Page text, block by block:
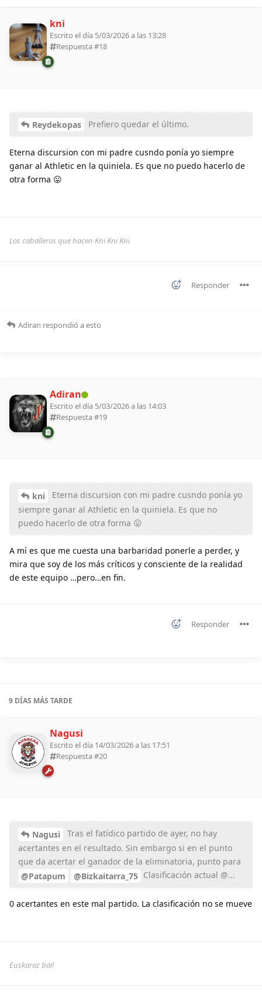
kni
Escrito el día 5/03/2026 a las 13:28
Respuesta #18
Reydekopas Prefiero quedar el último.
Eterna discursion con mi padre cusndo ponía yo siempre
ganar al Athletic en la quiniela. Es que no puedo hacerlo de
otra forma 😛
Los caballeros que hacen Kni Kni Kni
Responder
Adiran respondió a esto
Adiran
Escrito el día 5/03/2026 a las 14:03
Respuesta #19
kni
Eterna discursion con mi padre cusndo ponía yo
siempre ganar al Athletic en la quiniela. Es que no
puedo hacerlo de otra forma 😛
A mí es que me cuesta una barbaridad ponerle a perder, y
mira que soy de los más críticos y consciente de la realidad
de este equipo …pero…en fin.
Responder
9 DÍAS MÁS TARDE
Nagusi
Escrito el día 14/03/2026 a las 17:51
Respuesta #20
Nagusi
Tras el fatídico partido de ayer, no hay
acertantes en el resultado. Sin embargo si en el punto
que da acertar el ganador de la eliminatoria, punto para
@Patapum
@Bizkaitarra_75 Clasificación actual @...
0 acertantes en este mal partido. La clasificación no se mueve
Euskaraz bai!